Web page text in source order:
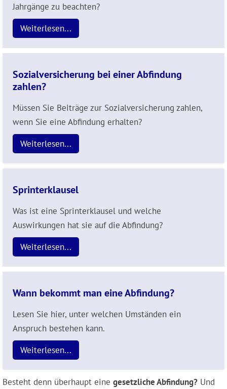
Jahrgänge zu beachten?
Weiterlesen...
Sozialversicherung bei einer Abfindung
zahlen?
Müssen Sie Beiträge zur Sozialversicherung zahlen,
wenn Sie eine Abfindung erhalten?
Weiterlesen...
Sprinterklausel
Was ist eine Sprinterklausel und welche
Auswirkungen hat sie auf die Abfindung?
Weiterlesen...
Wann bekommt man eine Abfindung?
Lesen Sie hier, unter welchen Umständen ein
Anspruch bestehen kann.
Weiterlesen...
Besteht denn überhaupt eine gesetzliche Abfindung? Und